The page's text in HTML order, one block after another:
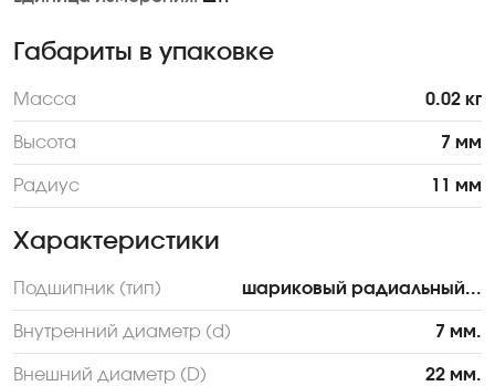
Габариты в упаковке
Масса 0.02 кг
Высота 7 мм
Радиус 11 мм
Характеристики
Подшипник (тип) шариковый радиальный...
Внутренний диаметр (d) 7 мм.
Внешний диаметр (D) 22 мм.